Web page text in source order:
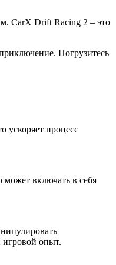
CarX Drift Racing 2 – это
Погрузитесь
ускоряет процесс
может включать в себя
игровой опыт.